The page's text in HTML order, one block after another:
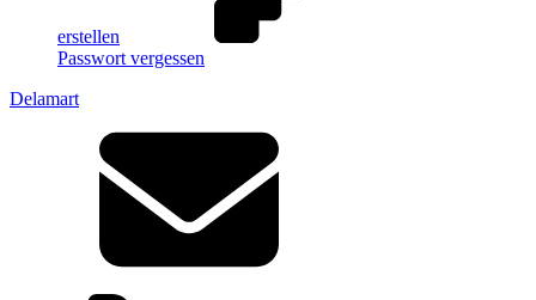
erstellen
Passwort vergessen
Delamart